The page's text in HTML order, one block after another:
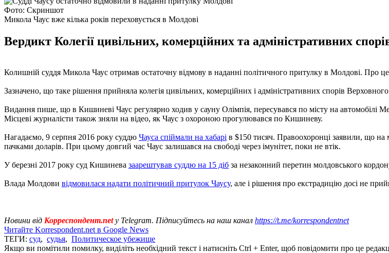
Фото: Скриншот
Микола Чаус вже кілька років переховується в Молдові
Вердикт Колегії цивільних, комерційних та адміністративних
Колишній суддя Микола Чаус отримав остаточну відмову в наданні політичного притулку в Молдові. Про
Зазначено, що таке рішення прийняла колегія цивільних, комерційних і адміністративних спорів
Видання пише, що в Кишиневі Чаус регулярно ходив у сауну Олімпія, пересувався по місту на автомобілі
Місцеві журналісти також зняли на відео, як Чаус з охороною прогулювався по Кишиневу.
Нагадаємо, 9 серпня 2016 року суддю Чауса спіймали на хабарі в $150 тисяч. Правоохоронці заявили, що на
пачками доларів. При цьому довгий час Чаус залишався на свободі через імунітет, поки не втік.
У березні 2017 року суд Кишинева заарештував суддю на 15 діб за незаконний перетин молдовського
Влада Молдови відмовилася надати політичний притулок Чаусу, але і рішення про екстрадицію досі не
Новини від Корреспондент.netу Telegram. Підписуйтесь на наш канал https://t.me/korrespondentnet
Читайте Korrespondent.net в Google News
ТЕГИ: суд, судья, Политическое убежище
Якщо ви помітили помилку, виділіть необхідний текст і натисніть Ctrl + Enter, щоб повідомити про це